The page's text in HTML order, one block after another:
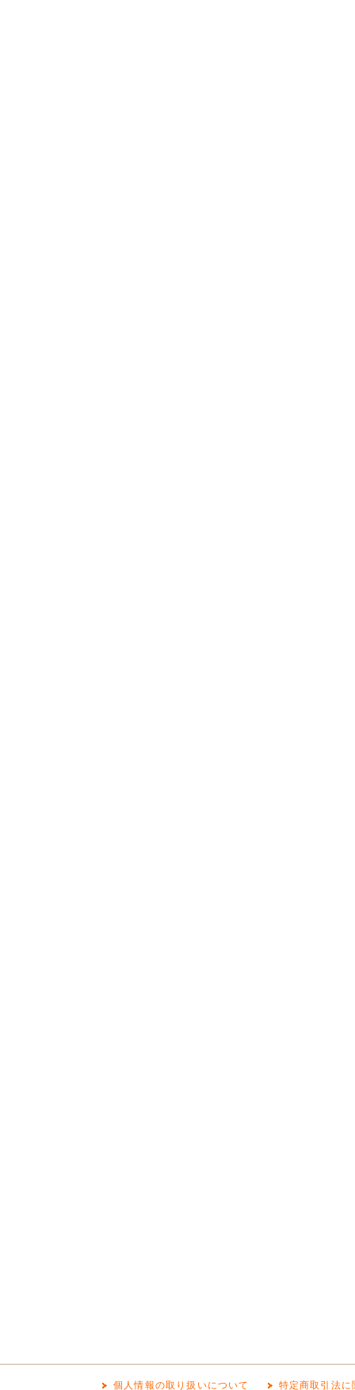
個人情報の取り扱いについて 特定商取引法に